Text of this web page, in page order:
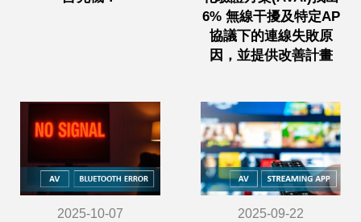
6% 無線干擾及特定AP
協議下的連線失敗原
因，並提供改善計畫
2025-10-07 2025-09-22